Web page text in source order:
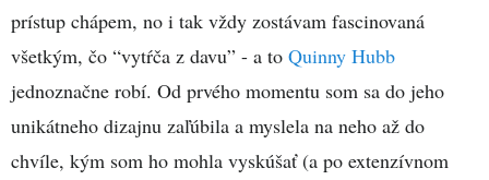
prístup chápem, no i tak vždy zostávam fascinovaná
všetkým, čo “vytŕča z davu” - a to Quinny Hubb
jednoznačne robí. Od prvého momentu som sa do jeho
unikátneho dizajnu zaľúbila a myslela na neho až do
chvíle, kým som ho mohla vyskúšať (a po extenzívnom